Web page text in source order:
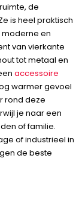
de
is heel praktisch
en
van vierkante
tot metaal en
accessoire
warmer gevoel
rond deze
je naar een
of familie.
of industrieel in
de beste